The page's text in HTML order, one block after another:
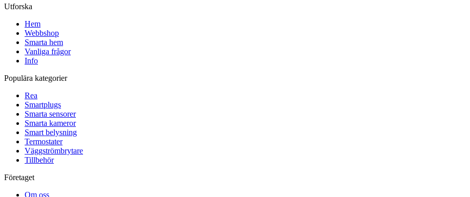
Utforska
Hem
Webbshop
Smarta hem
Vanliga frågor
Info
Populära kategorier
Rea
Smartplugs
Smarta sensorer
Smarta kameror
Smart belysning
Termostater
Väggströmbrytare
Tillbehör
Företaget
Om oss